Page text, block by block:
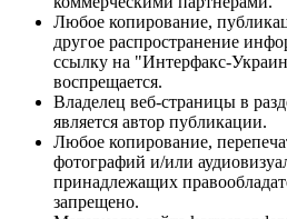
Любое копирование,
другое распространение
ссылку на "Интерфакс-
воспрещается.
Владелец веб-страницы в
является автор публикации.
Любое копирование,
фотографий и/или
принадлежащих
запрещено.